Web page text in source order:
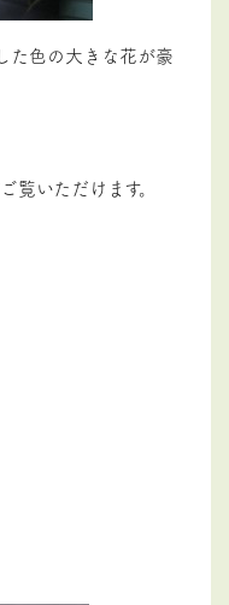
色の大きな花が豪
覧いただけます。